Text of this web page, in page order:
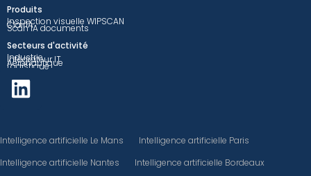
Produits
Inspection visuelle WIPSCAN
ClairIA
Scan IA documents
Secteurs d'activité
Industrie
Intégrateur IT
Aéronautique
Logistique
Intelligence artificielle Le Mans
Intelligence artificielle Paris
Intelligence artificielle Nantes
Intelligence artificielle Bordeaux